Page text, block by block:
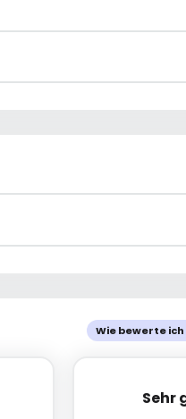
Wie bewerte
Sehr